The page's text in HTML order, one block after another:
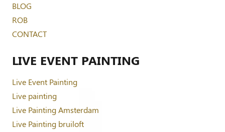
BLOG
ROB
CONTACT
LIVE EVENT PAINTING
Live Event Painting
Live painting
Live Painting Amsterdam
Live Painting bruiloft